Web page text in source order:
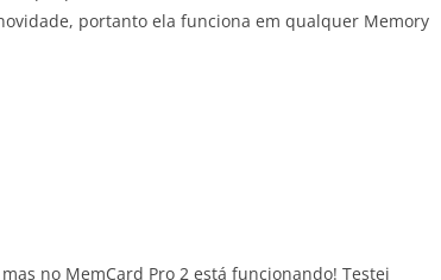
portanto ela funciona em qualquer Memory
no MemCard Pro 2 está funcionando! Testei